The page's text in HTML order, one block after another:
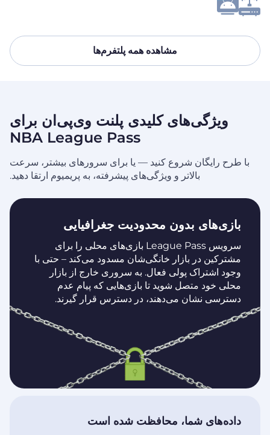
مشاهده همه پلتفرم‌ها
ویژگی‌های کلیدی پلنت وی‌پی‌ان برای
NBA League Pass
با طرح رایگان شروع کنید — یا برای سرورهای بیشتر، سرعت
بالاتر و ویژگی‌های پیشرفته، به پریمیوم ارتقا دهید.
بازی‌های بدون محدودیت جغرافیایی
سرویس League Pass بازی‌های محلی را برای
مشترکین در بازار خانگی‌شان مسدود می‌کند – حتی با
وجود اشتراک پولی فعال. به سروری خارج از بازار
محلی خود متصل شوید تا بازی‌هایی که پیام عدم
دسترسی نشان می‌دهند، در دسترس قرار گیرند.
داده‌های شما، محافظت شده است